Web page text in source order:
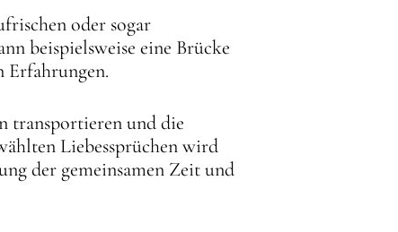
oder sogar
beispielsweise eine Brücke
Erfahrungen.
transportieren und die
Liebessprüchen wird
der gemeinsamen Zeit und